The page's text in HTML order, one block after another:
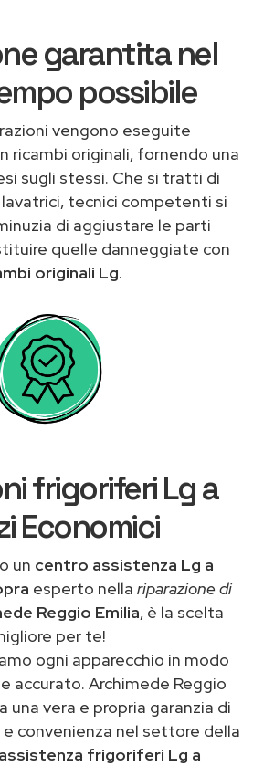
garantita nel
possibile
vengono eseguite
ricambi originali, fornendo una
sugli stessi. Che si tratti di
tecnici competenti si
di aggiustare le parti
quelle danneggiate con
originali Lg.
frigoriferi Lg a
Economici
un centro assistenza Lg a
esperto nella riparazione di
Reggio Emilia, è la scelta
per te!
ogni apparecchio in modo
accurato. Archimede Reggio
una vera e propria garanzia di
convenienza nel settore della
assistenza frigoriferi Lg a